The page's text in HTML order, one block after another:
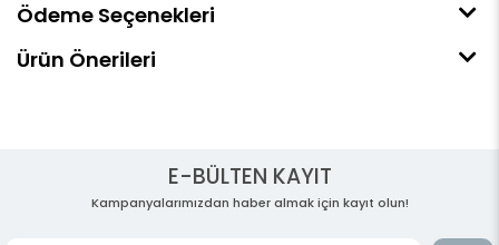
Ödeme Seçenekleri
Ürün Önerileri
E-BÜLTEN KAYIT
Kampanyalarımızdan haber almak için kayıt olun!